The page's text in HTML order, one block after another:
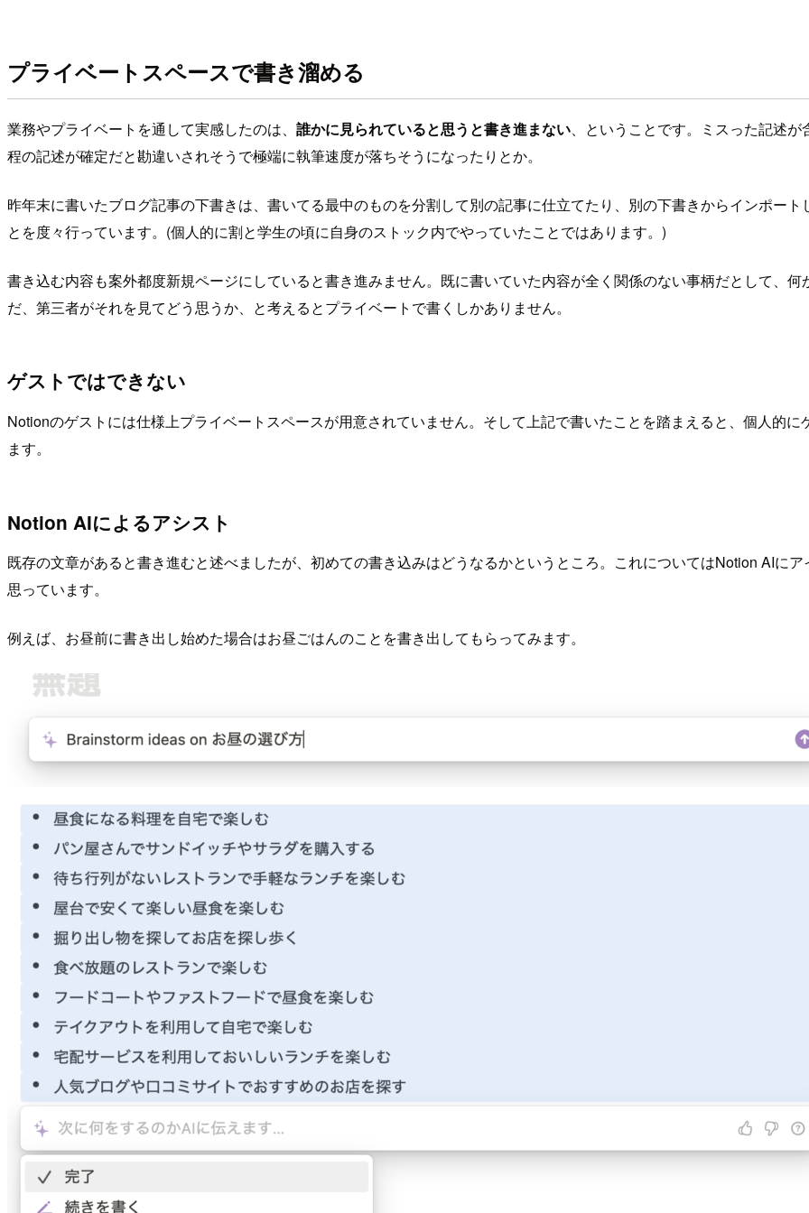
プライベートスペースで書き溜める
業務やプライベートを通して実感したのは、 誰かに見られていると思うと書き進まない、ということです。ミスった記述
程の記述が確定だと勘違いされそうで極端に執筆速度が落ちそうになったりとか。
昨年末に書いたブログ記事の下書きは、書いてる最中のものを分割して別の記事に仕立てたり、別の下書きからインポー
とを度々行っています。(個人的に割と学生の頃に自身のストック内でやっていたことではあります。)
書き込む内容も案外都度新規ページにしていると書き進みません。既に書いていた内容が全く関係のない事柄だとして、
だ、第三者がそれを見てどう思うか、と考えるとプライベートで書くしかありません。
ゲストではできない
Notionのゲストには仕様上プライベートスペースが用意されていません。そして上記で書いたことを踏まえると、個人的
ます。
Notion AIによるアシスト
既存の文章があると書き進むと述べましたが、初めての書き込みはどうなるかというところ。これについてはNotion AIに
思っています。
例えば、お昼前に書き出し始めた場合はお昼ごはんのことを書き出してもらってみます。